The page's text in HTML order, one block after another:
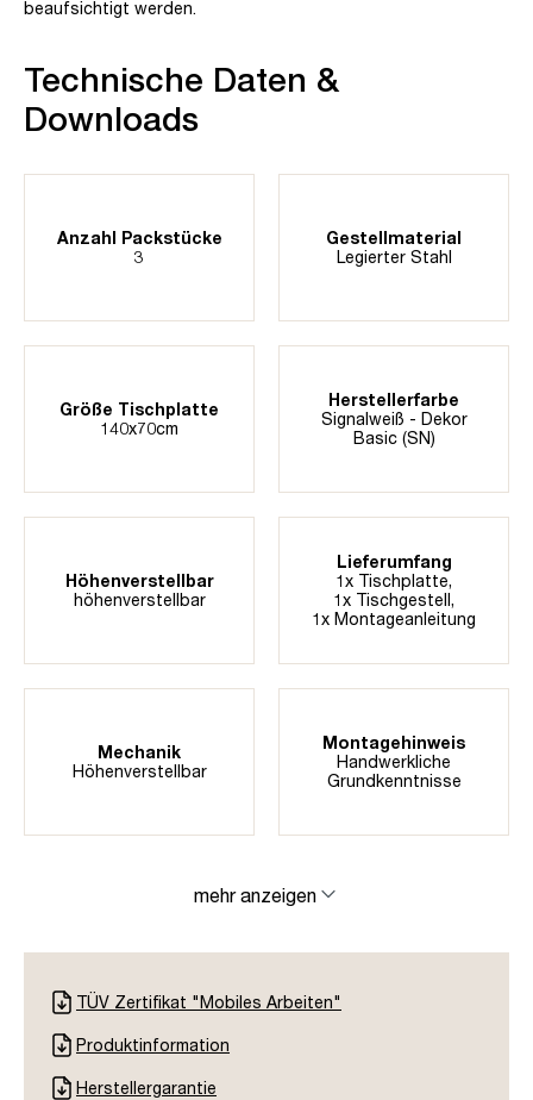
beaufsichtigt werden.
Technische Daten &
Downloads
Anzahl Packstücke
3
Gestellmaterial
Legierter Stahl
Größe Tischplatte
140x70cm
Herstellerfarbe
Signalweiß - Dekor
Basic (SN)
Höhenverstellbar
höhenverstellbar
Lieferumfang
1x Tischplatte,
1x Tischgestell,
1x Montageanleitung
Mechanik
Höhenverstellbar
Montagehinweis
Handwerkliche
Grundkenntnisse
mehr anzeigen
TÜV Zertifikat "Mobiles Arbeiten"
Produktinformation
Herstellergarantie